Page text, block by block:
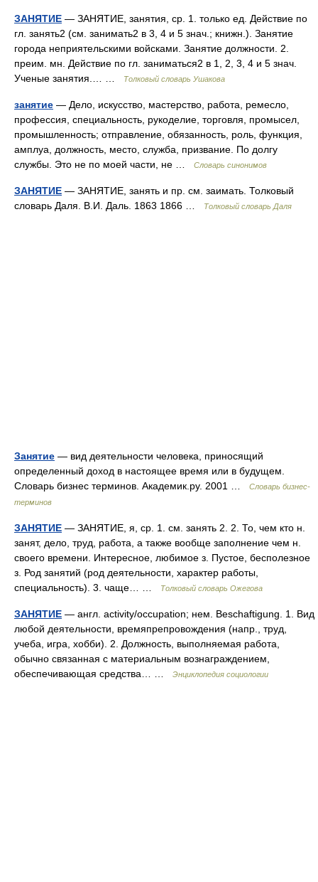
ЗАНЯТИЕ — ЗАНЯТИЕ, занятия, ср. 1. только ед. Действие по
гл. занять2 (см. занимать2 в 3, 4 и 5 знач.; книжн.). Занятие
города неприятельскими войсками. Занятие должности. 2.
преим. мн. Действие по гл. заниматься2 в 1, 2, 3, 4 и 5 знач.
Ученые занятия.… …
Толковый словарь Ушакова
занятие — Дело, искусство, мастерство, работа, ремесло,
профессия, специальность, рукоделие, торговля, промысел,
промышленность; отправление, обязанность, роль, функция,
амплуа, должность, место, служба, призвание. По долгу
службы. Это не по моей части, не …
Словарь синонимов
ЗАНЯТИЕ — ЗАНЯТИЕ, занять и пр. см. заимать. Толковый
словарь Даля. В.И. Даль. 1863 1866 …
Толковый словарь Даля
Занятие — вид деятельности человека, приносящий
определенный доход в настоящее время или в будущем.
Словарь бизнес терминов. Академик.ру. 2001 …
Словарь бизнес-
терминов
ЗАНЯТИЕ — ЗАНЯТИЕ, я, ср. 1. см. занять 2. 2. То, чем кто н.
занят, дело, труд, работа, а также вообще заполнение чем н.
своего времени. Интересное, любимое з. Пустое, бесполезное
з. Род занятий (род деятельности, характер работы,
специальность). 3. чаще… …
Толковый словарь Ожегова
ЗАНЯТИЕ — англ. activity/occupation; нем. Beschaftigung. 1. Вид
любой деятельности, времяпрепровождения (напр., труд,
учеба, игра, хобби). 2. Должность, выполняемая работа,
обычно связанная с материальным вознаграждением,
обеспечивающая средства… …
Энциклопедия социологии